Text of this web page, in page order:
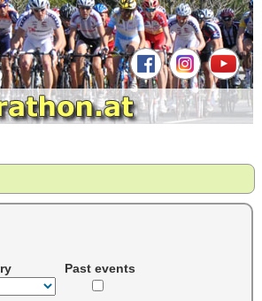
Past events